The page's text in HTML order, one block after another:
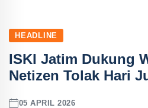
HEADLINE
ISKI Jatim Dukung
Netizen Tolak Hari
05 APRIL 2026